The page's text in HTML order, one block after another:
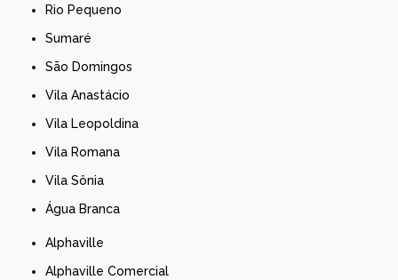
Rio Pequeno
Sumaré
São Domingos
Vila Anastácio
Vila Leopoldina
Vila Romana
Vila Sônia
Água Branca
Alphaville
Alphaville Comercial